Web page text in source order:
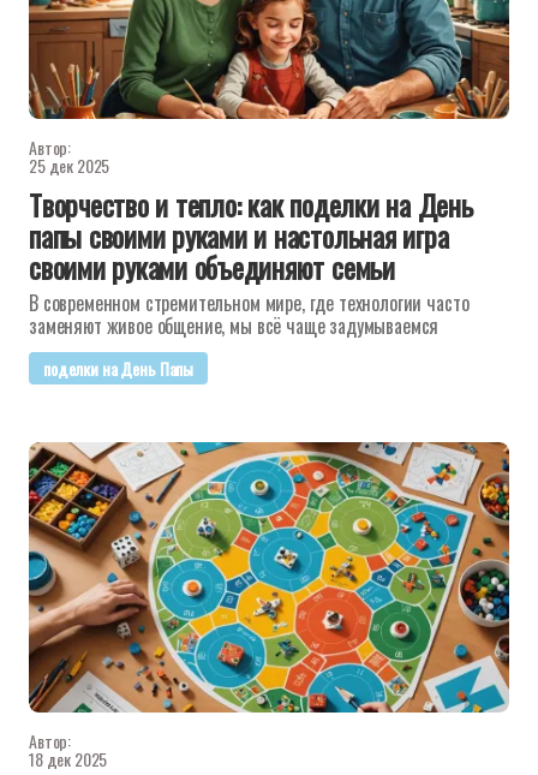
Автор:
25 дек 2025
Творчество и тепло: как поделки на День
папы своими руками и настольная игра
своими руками объединяют семьи
В современном стремительном мире, где технологии часто
заменяют живое общение, мы всё чаще задумываемся
поделки на День Папы
Автор:
18 дек 2025